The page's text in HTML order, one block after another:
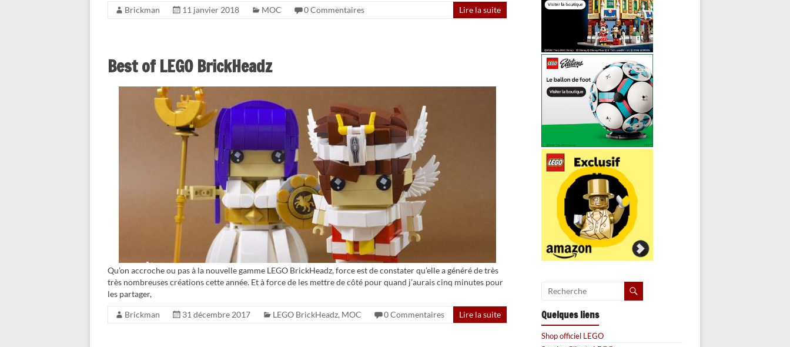
Brickman 11 janvier 2018 MOC 0 Commentaires Lire la suite
Best of LEGO BrickHeadz
Qu’on accroche ou pas à la nouvelle gamme LEGO BrickHeadz, force est de constater qu’elle a généré de très
très nombreuses créations cette année. Et à force de les mettre de côté pour quand j’aurais cinq minutes pour
les partager,
Brickman 31 décembre 2017 LEGO BrickHeadz, MOC 0 Commentaires Lire la suite Quelques liens
Shop officiel LEGO